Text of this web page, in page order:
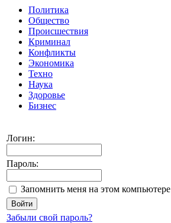
Политика
Общество
Происшествия
Криминал
Конфликты
Экономика
Техно
Наука
Здоровье
Бизнес
Логин:
Пароль:
Запомнить меня на этом компьютере
Забыли свой пароль?